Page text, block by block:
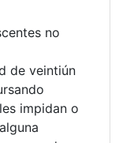
no
de veintiún
impidan o